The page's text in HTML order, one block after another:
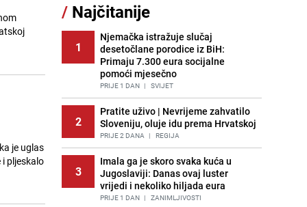
je uglas
pljeskalo
/ Najčitanije
1
Njemačka istražuje slučaj
desetočlane porodice iz BiH:
Primaju 7.300 eura socijalne
pomoći mjesečno
PRIJE 1 DAN | SVIJET
2
Pratite uživo | Nevrijeme zahvatilo
Sloveniju, oluje idu prema Hrvatskoj
PRIJE 2 DANA | REGIJA
3
Imala ga je skoro svaka kuća u
Jugoslaviji: Danas ovaj luster
vrijedi i nekoliko hiljada eura
PRIJE 1 DAN | ZANIMLJIVOSTI